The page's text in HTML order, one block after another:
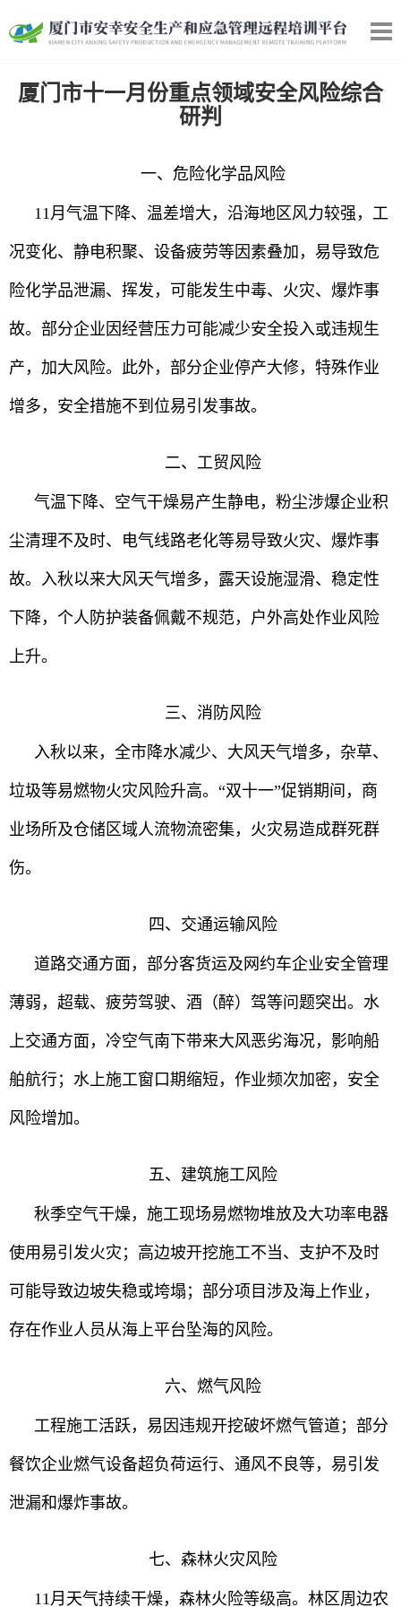
厦门市十一月份重点领域安全风险综合
研判
一、危险化学品风险
11月气温下降、温差增大，沿海地区风力较强，工
况变化、静电积聚、设备疲劳等因素叠加，易导致危
险化学品泄漏、挥发，可能发生中毒、火灾、爆炸事
故。部分企业因经营压力可能减少安全投入或违规生
产，加大风险。此外，部分企业停产大修，特殊作业
增多，安全措施不到位易引发事故。
二、工贸风险
气温下降、空气干燥易产生静电，粉尘涉爆企业积
尘清理不及时、电气线路老化等易导致火灾、爆炸事
故。入秋以来大风天气增多，露天设施湿滑、稳定性
下降，个人防护装备佩戴不规范，户外高处作业风险
上升。
三、消防风险
入秋以来，全市降水减少、大风天气增多，杂草、
垃圾等易燃物火灾风险升高。“双十一”促销期间，商
业场所及仓储区域人流物流密集，火灾易造成群死群
伤。
四、交通运输风险
道路交通方面，部分客货运及网约车企业安全管理
薄弱，超载、疲劳驾驶、酒（醉）驾等问题突出。水
上交通方面，冷空气南下带来大风恶劣海况，影响船
舶航行；水上施工窗口期缩短，作业频次加密，安全
风险增加。
五、建筑施工风险
秋季空气干燥，施工现场易燃物堆放及大功率电器
使用易引发火灾；高边坡开挖施工不当、支护不及时
可能导致边坡失稳或垮塌；部分项目涉及海上作业，
存在作业人员从海上平台坠海的风险。
六、燃气风险
工程施工活跃，易因违规开挖破坏燃气管道；部分
餐饮企业燃气设备超负荷运行、通风不良等，易引发
泄漏和爆炸事故。
七、森林火灾风险
11月天气持续干燥，森林火险等级高。林区周边农